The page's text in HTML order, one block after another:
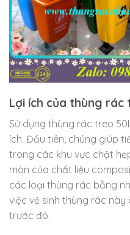
Lợi ích của thùng
Sử dụng thùng rác treo
ích. Đầu tiên, chúng giúp
trong các khu vực chật
mòn của chất liệu
các loại thùng rác bằng
việc vệ sinh thùng rác
trước đó.